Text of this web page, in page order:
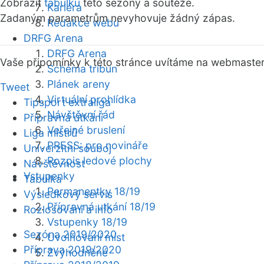
Kariéra
Redakce webu
DRFG Arena
DRFG Arena
Schéma tribun
Plánek areny
Virtuální prohlídka
Návštěvní řád
Veřejné bruslení
PRESS: pro novináře
Rozpis ledové plochy
Vstupenky
Permanentky 18/19
Přípravná utkání 18/19
Vstupenky 18/19
Uvolňování míst
Zvýhodněné
Zobrazit tabulku této sezóny a soutěže.
Zadaným parametrům nevyhovuje žádný zápas.
Vaše připomínky k této stránce uvítáme na webmaster
Tweet
Tipsport extraliga
Přípravná utkání
Liga mistrů
Univerzitní souboj
Návštěvnost
Tabulka
Výsledkový servis
Rozlosování a info
Sezóna 2019/2020
Příprava 2019/2020